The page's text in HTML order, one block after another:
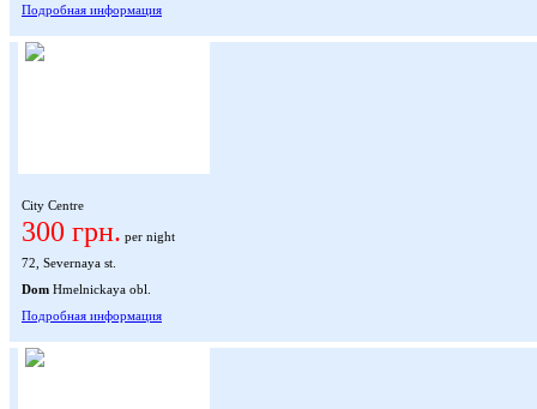
Подробная информация
City Centre
300 грн. per night
72, Severnaya st.
Dom Hmelnickaya obl.
Подробная информация